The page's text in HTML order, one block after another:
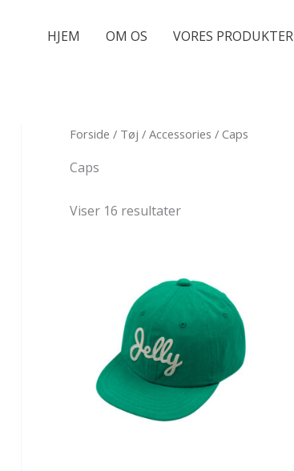
HJEM OM OS VORES PRODUKTER
Forside / Tøj / Accessories / Caps
Caps
Viser 16 resultater